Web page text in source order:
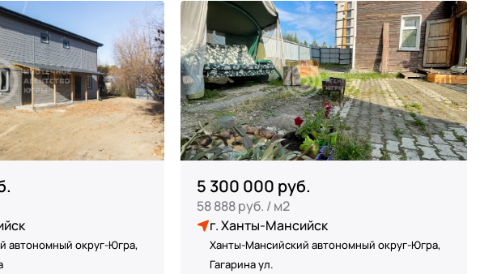
автономный округ-Югра,
5 300 000 руб.
58 888 руб. / м2
г. Ханты-Мансийск
Ханты-Мансийский автономный округ-Югра,
Гагарина ул.